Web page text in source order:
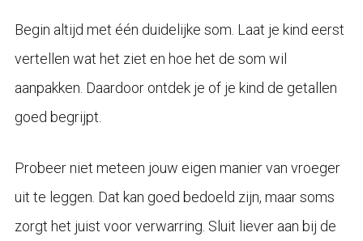
Begin altijd met één duidelijke som. Laat je kind eerst
vertellen wat het ziet en hoe het de som wil
aanpakken. Daardoor ontdek je of je kind de getallen
goed begrijpt.
Probeer niet meteen jouw eigen manier van vroeger
uit te leggen. Dat kan goed bedoeld zijn, maar soms
zorgt het juist voor verwarring. Sluit liever aan bij de